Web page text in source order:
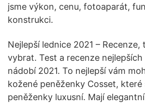
jsme výkon, cenu, fotoaparát,
konstrukci.
Nejlepší lednice 2021 – Recenze,
vybrat. Test a recenze nejlepších
nádobí 2021. To nejlepší vám
kožené peněženky Cosset, které
peněženky luxusní. Mají